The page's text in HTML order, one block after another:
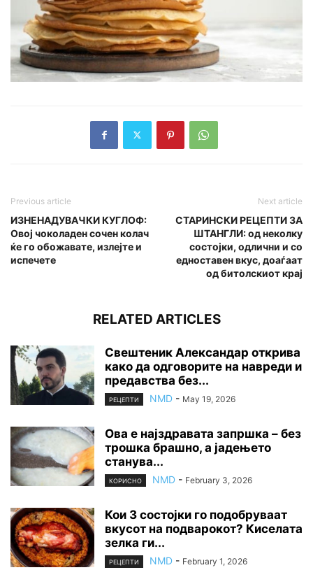
Previous article
ИЗНЕНАДУВАЧКИ КУГЛОФ:
Овој чоколаден сочен колач
ќе го обожавате, излејте и
испечете
Next article
СТАРИНСКИ РЕЦЕПТИ ЗА
ШТАНГЛИ: од неколку
состојки, одлични и со
едноставен вкус, доаѓаат
од битолскиот крај
RELATED ARTICLES
Свештеник Александар открива
како да одговорите на навреди и
предавства без...
РЕЦЕПТИ NMD - May 19, 2026
Ова е најздравата запршка – без
трошка брашно, а јадењето
станува...
КОРИСНО NMD - February 3, 2026
Кои 3 состојки го подобруваат
вкусот на подварокот? Киселата
зелка ги...
РЕЦЕПТИ NMD - February 1, 2026